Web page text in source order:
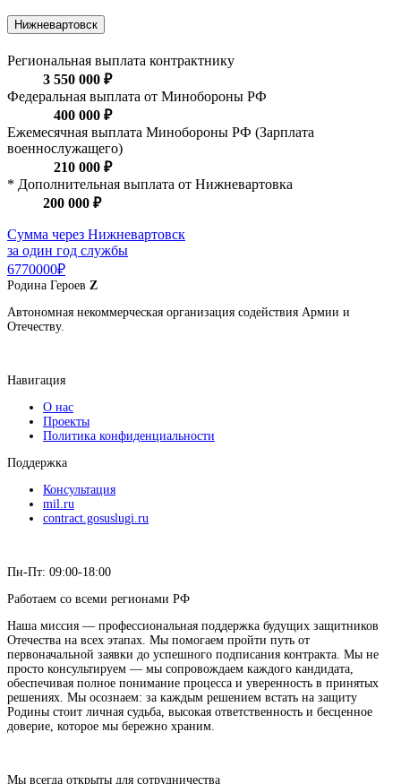
Нижневартовск
Региональная выплата контрактнику
3 550 000 ₽
Федеральная выплата от Минобороны РФ
400 000 ₽
Ежемесячная выплата Минобороны РФ (Зарплата
военнослужащего)
210 000 ₽
* Дополнительная выплата от Нижневартовка
200 000 ₽
Сумма через Нижневартовск
за один год службы
6770000₽
Родина Героев Z
Автономная некоммерческая организация содействия Армии и
Отечеству.
Навигация
О нас
Проекты
Политика конфиденциальности
Поддержка
Консультация
mil.ru
contract.gosuslugi.ru
Пн-Пт: 09:00-18:00
Работаем со всеми регионами РФ
Наша миссия — профессиональная поддержка будущих защитников
Отечества на всех этапах. Мы помогаем пройти путь от
первоначальной заявки до успешного подписания контракта. Мы не
просто консультируем — мы сопровождаем каждого кандидата,
обеспечивая полное понимание процесса и уверенность в принятых
решениях. Мы осознаем: за каждым решением встать на защиту
Родины стоит личная судьба, высокая ответственность и бесценное
доверие, которое мы бережно храним.
Мы всегда открыты для сотрудничества